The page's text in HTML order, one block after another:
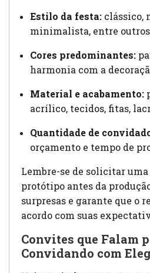
Estilo da festa: clássico,
minimalista, entre outros
Cores predominantes:
harmonia com a
Material e acabamento:
acrílico, tecidos, fitas,
Quantidade de
orçamento e tempo de
Lembre-se de solicitar
protótipo antes da
surpresas e garante que o
acordo com suas
Convites que Falam
Convidando com